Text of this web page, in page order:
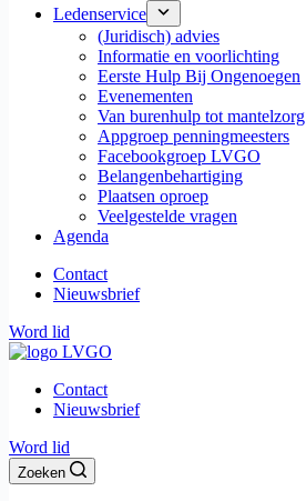
Ledenservice
(Juridisch) advies
Informatie en voorlichting
Eerste Hulp Bij Ongenoegen
Evenementen
Van burenhulp tot mantelzorg
Appgroep penningmeesters
Facebookgroep LVGO
Belangenbehartiging
Plaatsen oproep
Veelgestelde vragen
Agenda
Contact
Nieuwsbrief
Word lid
Contact
Nieuwsbrief
Word lid
Zoeken